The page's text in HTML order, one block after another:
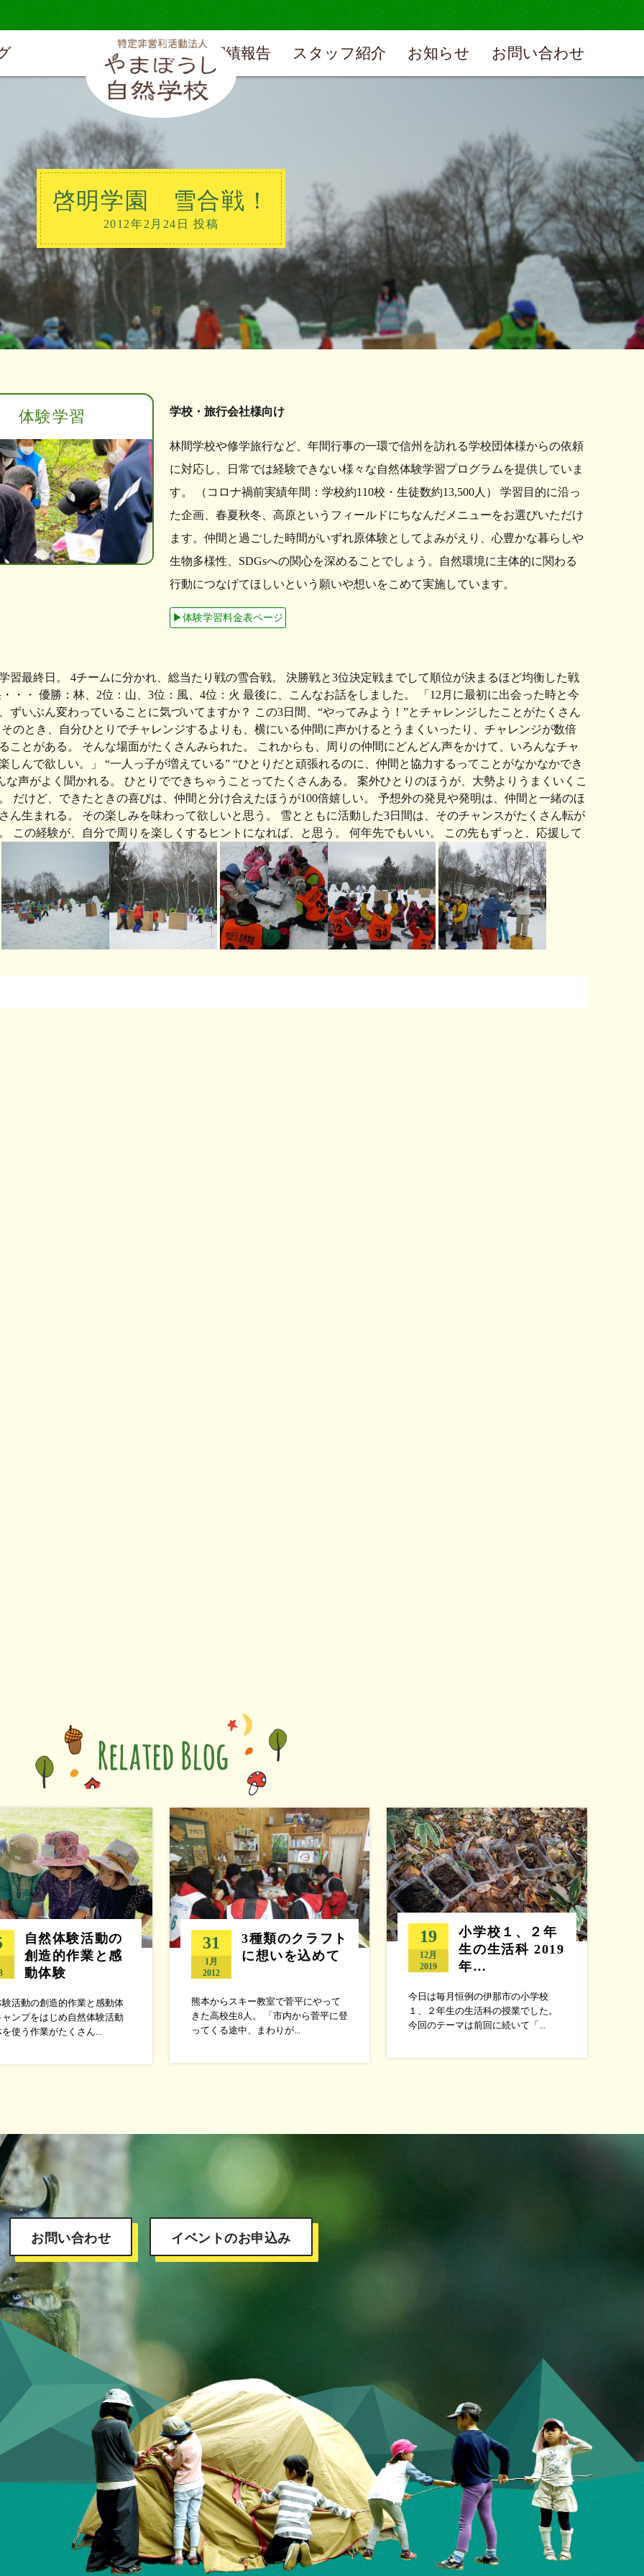
実績報告 スタッフ紹介 お知らせ お問い合わせ
啓明学園 雪合戦！
2012年2月24日 投稿
体験学習 学校・旅行会社様向け
林間学校や修学旅行など、年間行事の一環で信州を訪れる学校団体様からの依頼
に対応し、日常では経験できない様々な自然体験学習プログラムを提供していま
す。 （コロナ禍前実績年間：学校約110校・生徒数約13,500人） 学習目的に沿っ
た企画、春夏秋冬、高原というフィールドにちなんだメニューをお選びいただけ
ます。仲間と過ごした時間がいずれ原体験としてよみがえり、心豊かな暮らしや
生物多様性、SDGsへの関心を深めることでしょう。自然環境に主体的に関わる
行動につなげてほしいという願いや想いをこめて実施しています。
▶︎体験学習料金表ページ
習最終日。 4チームに分かれ、総当たり戦の雪合戦。 決勝戦と3位決定戦までして順位が決まるほど均衡した戦
・・ 優勝：林、2位：山、3位：風、4位：火 最後に、こんなお話をしました。 「12月に最初に出会った時と今
ずいぶん変わっていることに気づいてますか？ この3日間、“やってみよう！”とチャレンジしたことがたくさん
のとき、自分ひとりでチャレンジするよりも、横にいる仲間に声かけるとうまくいったり、チャレンジが数倍
ことがある。 そんな場面がたくさんみられた。 これからも、周りの仲間にどんどん声をかけて、いろんなチャ
しんで欲しい。」 “一人っ子が増えている” “ひとりだと頑張れるのに、仲間と協力するってことがなかなかでき
な声がよく聞かれる。 ひとりでできちゃうことってたくさんある。 案外ひとりのほうが、大勢よりうまくいくこ
だけど、できたときの喜びは、仲間と分け合えたほうが100倍嬉しい。 予想外の発見や発明は、仲間と一緒のほ
ん生まれる。 その楽しみを味わって欲しいと思う。 雪とともに活動した3日間は、そのチャンスがたくさん転が
この経験が、自分で周りを楽しくするヒントになれば、と思う。 何年先でもいい。 この先もずっと、応援して
自然体験活動の
創造的作業と感
動体験
活動の創造的作業と感動体
ンプをはじめ自然体験活動
使う作業がたくさん...
31
1月
2012
3種類のクラフト
に想いを込めて
熊本からスキー教室で菅平にやって
きた高校生8人。 「市内から菅平に登
ってくる途中、まわりが...
19
12月
2019
小学校１、２年
生の生活科 2019
年…
今日は毎月恒例の伊那市の小学校
１、２年生の生活科の授業でした。
今回のテーマは前回に続いて「...
お問い合わせ イベントのお申込み